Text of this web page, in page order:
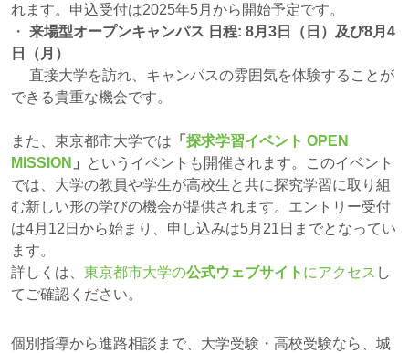
れます。申込受付は2025年5月から開始予定です。
・ 来場型オープンキャンパス 日程: 8月3日（日）及び8月4
日（月）
直接大学を訪れ、キャンパスの雰囲気を体験することが
できる貴重な機会です。
また、東京都市大学では 「 探求学習イベント OPEN
MISSION 」
というイベントも開催されます。このイベント
では、大学の教員や学生が高校生と共に探究学習に取り組
む新しい形の学びの機会が提供されます。エントリー受付
は4月12日から始まり、申し込みは5月21日までとなってい
ます。
詳しくは、 東京都市大学の公式ウェブサイト にアクセス し
てご確認ください。
個別指導から進路相談まで、大学受験・高校受験なら、城